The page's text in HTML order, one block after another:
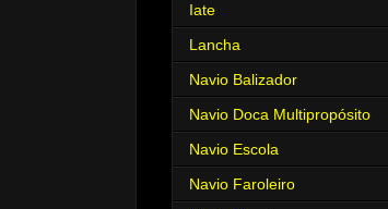
Iate
Lancha
Navio Balizador
Navio Doca Multipropósito
Navio Escola
Navio Faroleiro